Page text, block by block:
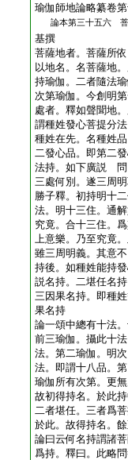
瑜伽師地論略纂卷
論本第三十五六
基撰
菩薩地者。菩薩所
以地名。名菩薩地
持瑜伽。二者隨法
次第瑜伽。今創明
處者。釋如聲聞地
謂種姓發心菩提分
種姓在先。名種姓
二發心品。即第二
法持。如下廣説 問
三處何別。遂三周
勝子釋。初持明十
法。明十三住。通
究竟。合十三住。
上意樂。乃至究竟
雖三周明義。其意
持後。如種姓能持
説名持。二堪任名
三因果名持。即種
果名持
論一頌中總有十法
前三瑜伽。攝此十
法。第二瑜伽。明
法。即謂十八品。
瑜伽所有次第。更
故初得持名。於此
二者堪任。三者爲
於此。故得持名。
論曰云何名持謂諸
爲持。釋曰。此略